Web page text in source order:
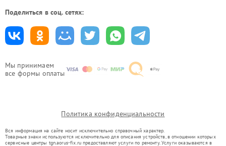
Мы принимаем
все формы оплаты
Поделиться в соц. сетях:
Политика конфиденциальности
Вся информация на сайте носит исключительно справочный характер.
Товарные знаки используются исключительно для описания устройств, в отношении которых
сервисные центры tgn.aorus-fix.ru предоставляют услуги по ремонту. Услуги оказываются в